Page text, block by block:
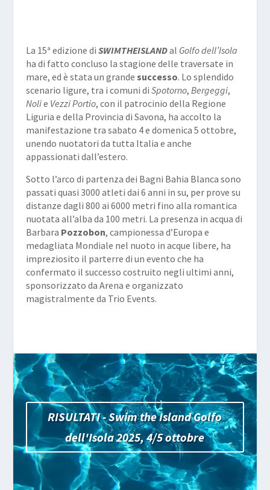
La 15ª edizione di SWIMTHEISLANDal Golfo dell’Isola
ha di fatto concluso la stagione delle traversate in
mare, ed è stata un grande successo. Lo splendido
scenario ligure, tra i comuni di Spotorno, Bergeggi,
Nolie Vezzi Portio, con il patrocinio della Regione
Liguria e della Provincia di Savona, ha accolto la
manifestazione tra sabato 4 e domenica 5 ottobre,
unendo nuotatori da tutta Italia e anche
appassionati dall’estero.
Sotto l’arco di partenza dei Bagni Bahia Blanca sono
passati quasi 3000 atleti dai 6 anni in su, per prove su
distanze dagli 800 ai 6000 metri fino alla romantica
nuotata all’alba da 100 metri. La presenza in acqua di
Barbara Pozzobon, campionessa d’Europa e
medagliata Mondiale nel nuoto in acque libere, ha
impreziosito il parterre di un evento che ha
confermato il successo costruito negli ultimi anni,
sponsorizzato da Arena e organizzato
magistralmente da Trio Events.
RISULTATI - Swim the Island Golfo
dell'Isola 2025, 4/5 ottobre